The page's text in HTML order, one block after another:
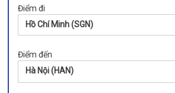
Điểm đi
Hồ Chí Minh (SGN)
Điểm đến
Hà Nội (HAN)